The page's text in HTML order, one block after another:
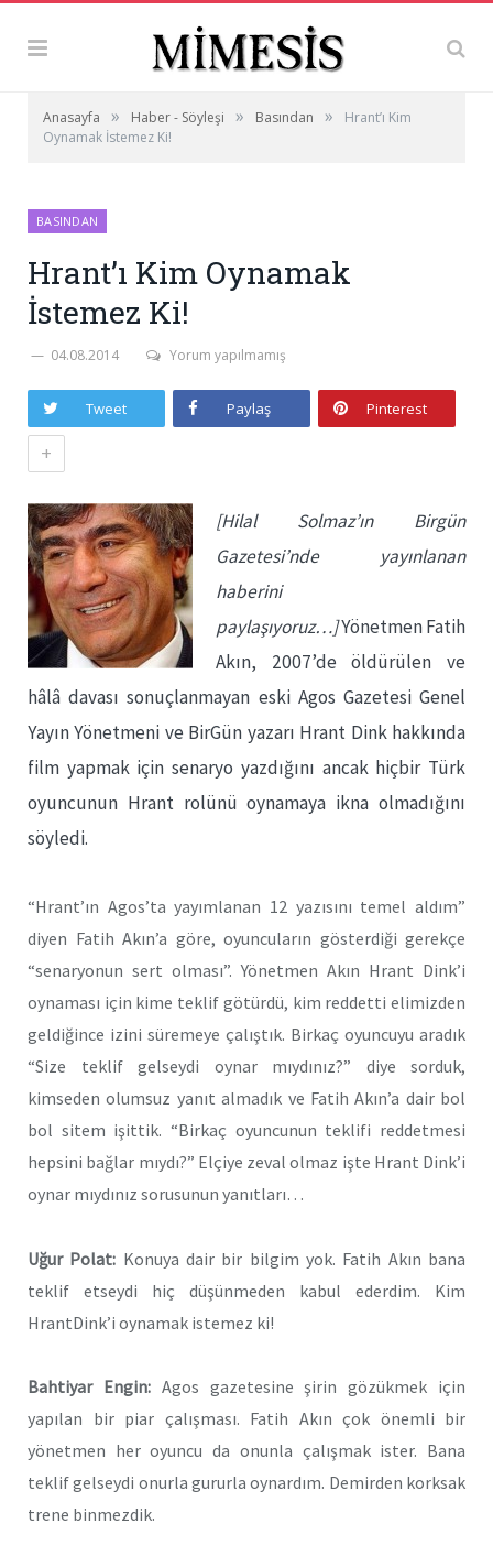
Anasayfa » Haber - Söyleşi » Basından »
Hrant’ı Kim
Oynamak İstemez Ki!
BASINDAN
Hrant’ı Kim Oynamak
İstemez Ki!
04.08.2014 Yorum yapılmamış
Tweet Paylaş Pinterest
+
[Hilal Solmaz’ın Birgün
Gazetesi’nde yayınlanan
haberini
paylaşıyoruz…]Yönetmen Fatih
Akın, 2007’de öldürülen ve
hâlâ davası sonuçlanmayan eski Agos Gazetesi Genel
Yayın Yönetmeni ve BirGün yazarı Hrant Dink hakkında
film yapmak için senaryo yazdığını ancak hiçbir Türk
oyuncunun Hrant rolünü oynamaya ikna olmadığını
söyledi.
“Hrant’ın Agos’ta yayımlanan 12 yazısını temel aldım”
diyen Fatih Akın’a göre, oyuncuların gösterdiği gerekçe
“senaryonun sert olması”. Yönetmen Akın Hrant Dink’i
oynaması için kime teklif götürdü, kim reddetti elimizden
geldiğince izini süremeye çalıştık. Birkaç oyuncuyu aradık
“Size teklif gelseydi oynar mıydınız?” diye sorduk,
kimseden olumsuz yanıt almadık ve Fatih Akın’a dair bol
bol sitem işittik. “Birkaç oyuncunun teklifi reddetmesi
hepsini bağlar mıydı?” Elçiye zeval olmaz işte Hrant Dink’i
oynar mıydınız sorusunun yanıtları…
Uğur Polat: Konuya dair bir bilgim yok. Fatih Akın bana
teklif etseydi hiç düşünmeden kabul ederdim. Kim
HrantDink’i oynamak istemez ki!
Bahtiyar Engin:Agos gazetesine şirin gözükmek için
yapılan bir piar çalışması. Fatih Akın çok önemli bir
yönetmen her oyuncu da onunla çalışmak ister. Bana
teklif gelseydi onurla gururla oynardım. Demirden korksak
trene binmezdik.